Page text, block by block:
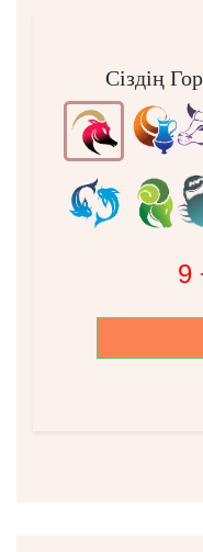
Сіздің